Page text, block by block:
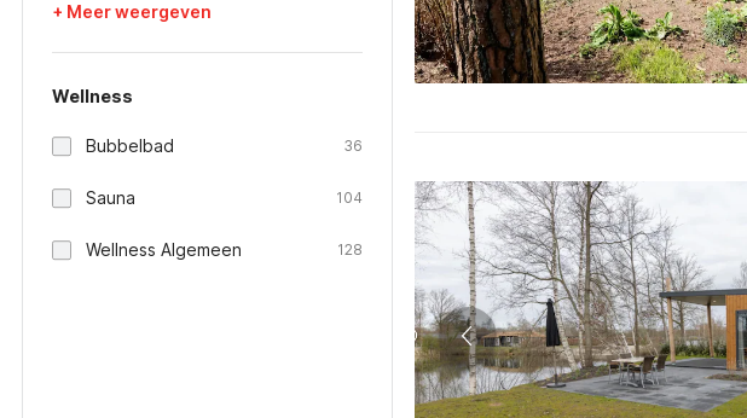
+ Meer weergeven
Wellness
Bubbelbad 36
Sauna 104
Wellness Algemeen 128